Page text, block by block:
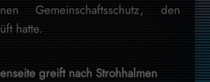
Gemeinschaftsschutz, den
hatte.
greift nach Strohhalmen